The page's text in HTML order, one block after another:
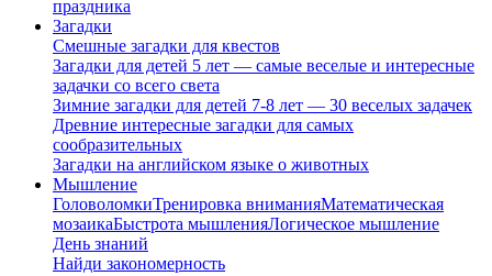
праздника
Загадки
Смешные загадки для квестов
Загадки для детей 5 лет — самые веселые и интересные
задачки со всего света
Зимние загадки для детей 7-8 лет — 30 веселых задачек
Древние интересные загадки для самых
сообразительных
Загадки на английском языке о животных
Мышление
ГоловоломкиТренировка вниманияМатематическая
мозаикаБыстрота мышленияЛогическое мышление
День знаний
Найди закономерность